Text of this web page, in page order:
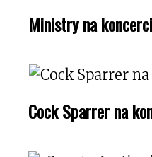
Ministry na
Cock Sparrer na